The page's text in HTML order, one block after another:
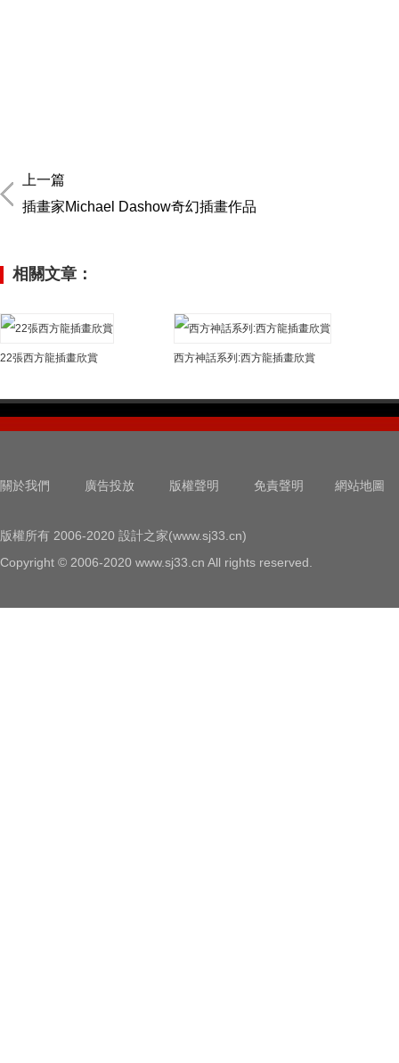
上一篇
插畫家Michael Dashow奇幻插畫作品
相關文章：
22張西方龍插畫欣賞 西方神話系列:西方龍插畫欣賞
關於我們 廣告投放 版權聲明 免責聲明 網站地圖
版權所有 2006-2020 設計之家(www.sj33.cn)
Copyright © 2006-2020 www.sj33.cn All rights reserved.